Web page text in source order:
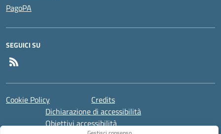
PagoPA
SEGUICI SU
Cookie Policy
Credits
Dichiarazione di accessibilità
Obiettivi accessibilità